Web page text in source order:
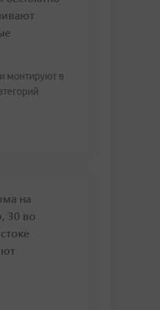
монтируют в
на
30 во